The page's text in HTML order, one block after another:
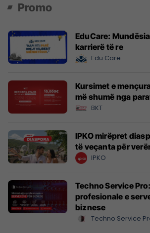
Promo
EduCare:
karrierë të re
Edu Care
Kursimet e
më shumë nga
BKT
IPKO mirëpret
të veçanta për
IPKO
Techno Service
profesionale e
biznese
Techno Service